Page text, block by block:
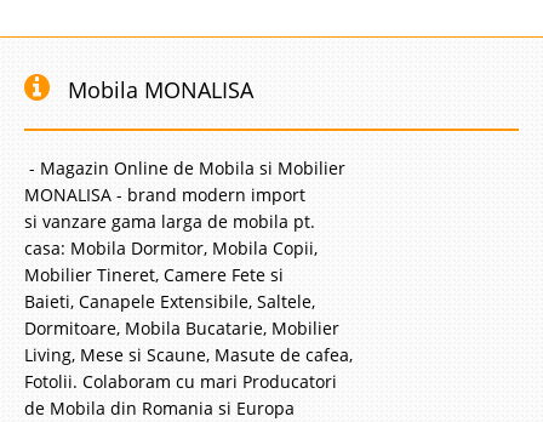
Mobila MONALISA
- Magazin Online de Mobila si Mobilier
MONALISA - brand modern import
si vanzare gama larga de mobila pt.
casa: Mobila Dormitor, Mobila Copii,
Mobilier Tineret, Camere Fete si
Baieti, Canapele Extensibile, Saltele,
Dormitoare, Mobila Bucatarie, Mobilier
Living, Mese si Scaune, Masute de cafea,
Fotolii. Colaboram cu mari Producatori
de Mobila din Romania si Europa